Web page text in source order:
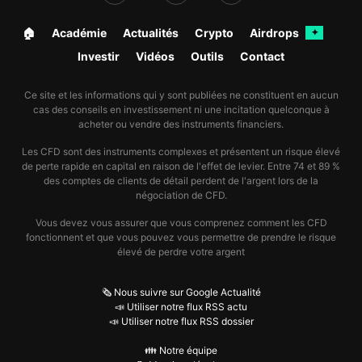
influencent-elles Dollar américain / Dollar
de Singapour dans le temps ?
Les banques centrales jouent un rôle central sur les
baisse ou de hausse de taux, ainsi que la lecture de
l'inflation, peuvent modifier durablement la trajectoire
de Dollar américain / Dollar de Singapour. Même en
l'absence d'annonce immédiate, le simple
changement d'anticipation du marché peut suffire à
Suivre Dollar américain / Dollar de Singapour
décisions officielles, mais aussi les attentes implicites
du marché monétaire. C'est cette hiérarchie des
mouvements de change.
🏠︎ Académie Actualités Crypto Airdrops ✦
Investir Vidéos Outils Contact
Ce site et les informations qui y sont publiées ne constituent en aucun
cas des conseils en investissement ni une incitation quelconque à
acheter ou vendre des instruments financiers.
Les CFD sont des instruments complexes et présentent un risque élevé
de perte rapide en capital en raison de l'effet de levier. Entre 74 et 89 %
des comptes de clients de détail perdent de l'argent lors de la
négociation de CFD.
Vous devez vous assurer que vous comprenez comment les CFD
fonctionnent et que vous pouvez vous permettre de prendre le risque
élevé de perdre votre argent
🗞️ Nous suivre sur Google Actualité
📣 Utiliser notre flux RSS actu
📣 Utiliser notre flux RSS dossier
👪 Notre équipe